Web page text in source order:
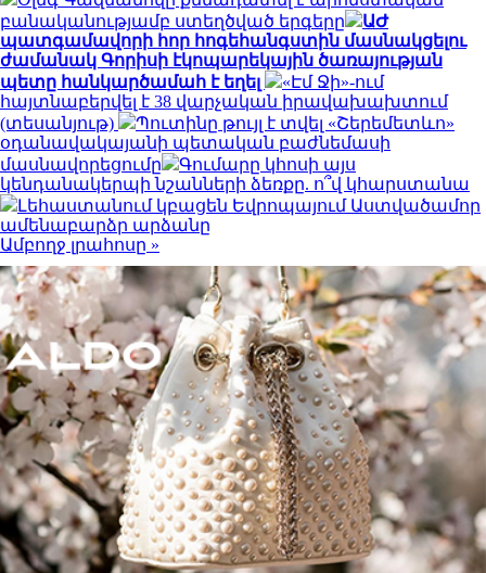
բանականությամբ ստեղծված երգերը
ԱԺ
պատգամավորի հոր հոգեհանգստին մասնակցելու
ժամանակ Գորիսի էկոպարեկային ծառայության
պետը հանկարծամահ է եղել
«Էմ Ջի»-ում
հայտնաբերվել է 38 վարչական իրավախախտում
(տեսանյութ)
Պուտինը թույլ է տվել «Շերեմետևո»
օդանավակայանի պետական բաժնեմասի
մասնավորեցումը
Գումարը կհոսի այս
կենդանակերպի նշանների ձեռքը. ո՞վ կհարստանա
Լեհաստանում կբացեն Եվրոպայում Աստվածամոր
ամենաբարձր արձանը
Ամբողջ լրահոսը »